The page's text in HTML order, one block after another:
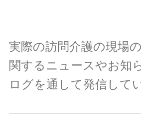
実際の訪問介護の現場
関するニュースやお知
ログを通して発信して